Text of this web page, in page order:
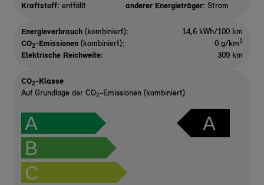
Kraftstoff: entfällt
anderer Energieträger: Strom
Energieverbrauch (kombiniert):
14,6 kWh/100 km
CO2-Emissionen (kombiniert): 0 g/km1
Elektrische Reichweite: 309 km
CO2-Klasse
Auf Grundlage der CO2-Emissionen (kombiniert)
A
B
C
A